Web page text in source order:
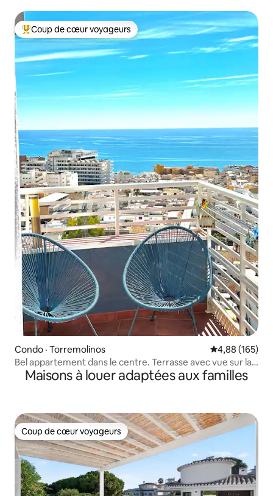
Coup de cœur voyageurs parmi les plus aimés
Coup de cœur voyageurs
Condo · Torremolinos Note
4,88 (165)
Bel appartement dans le centre. Terrasse avec vue sur la
merMaisons à louer adaptées aux familles
Coup de cœur voyageurs
Coup de cœur voyageurs